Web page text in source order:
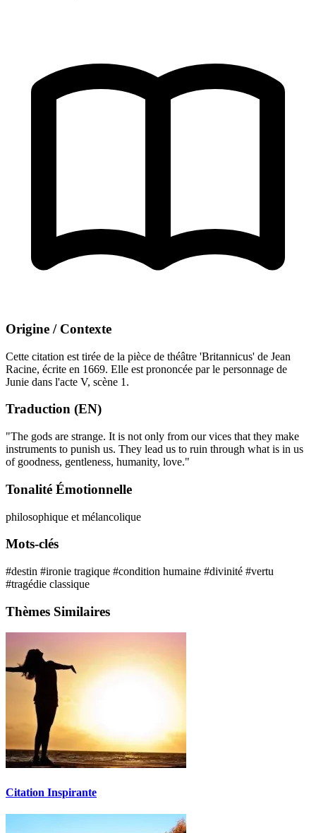
Origine / Contexte
Cette citation est tirée de la pièce de théâtre 'Britannicus' de Jean
Racine, écrite en 1669. Elle est prononcée par le personnage de
Junie dans l'acte V, scène 1.
Traduction (EN)
"The gods are strange. It is not only from our vices that they make
instruments to punish us. They lead us to ruin through what is in us
of goodness, gentleness, humanity, love."
Tonalité Émotionnelle
philosophique et mélancolique
Mots-clés
#destin #ironie tragique #condition humaine #divinité #vertu
#tragédie classique
Thèmes Similaires
Citation Inspirante